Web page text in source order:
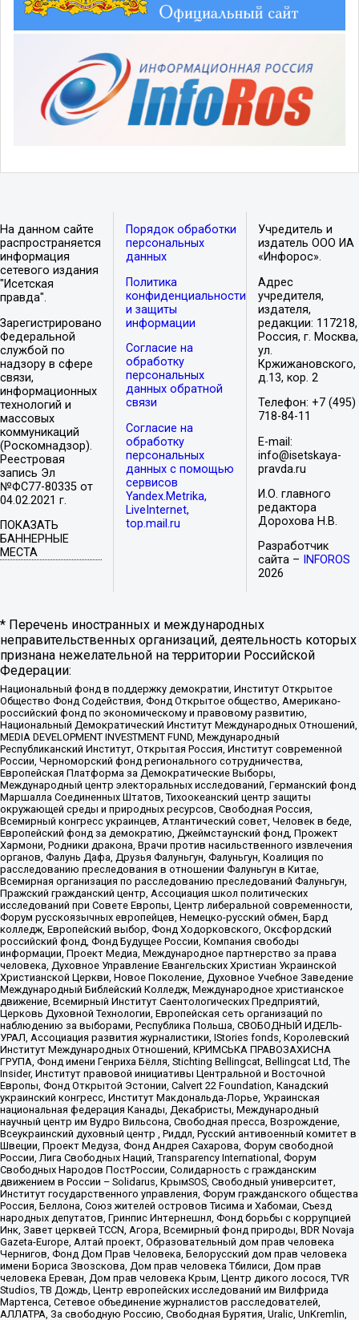
На данном сайте
распространяется
информация
сетевого издания
"Исетская
правда".
Зарегистрировано
Федеральной
службой по
надзору в сфере
связи,
информационных
технологий и
массовых
коммуникаций
(Роскомнадзор).
Реестровая
запись Эл
№ФС77-80335 от
04.02.2021 г.
ПОКАЗАТЬ
БАННЕРНЫЕ
МЕСТА
Порядок обработки
персональных
данных
Политика
конфиденциальности
и защиты
информации
Согласие на
обработку
персональных
данных обратной
связи
Согласие на
обработку
персональных
данных с помощью
сервисов
Yandex.Metrika,
LiveInternet,
top.mail.ru
Учредитель и
издатель ООО ИА
«Инфорос».
Адрес
учредителя,
издателя,
редакции: 117218,
Россия, г. Москва,
ул.
Кржижановского,
д.13, кор. 2
Телефон: +7 (495)
718-84-11
E-mail:
info@isetskaya-
pravda.ru
И.О. главного
редактора
Дорохова Н.В.
Разработчик
сайта –
INFOROS
2026
* Перечень иностранных и международных
неправительственных организаций, деятельность которых
признана нежелательной на территории Российской
Федерации:
Национальный фонд в поддержку демократии, Институт Открытое
Общество Фонд Содействия, Фонд Открытое общество, Американо-
российский фонд по экономическому и правовому развитию,
Национальный Демократический Институт Международных Отношений,
MEDIA DEVELOPMENT INVESTMENT FUND, Международный
Республиканский Институт, Открытая Россия, Институт современной
России, Черноморский фонд регионального сотрудничества,
Европейская Платформа за Демократические Выборы,
Международный центр электоральных исследований, Германский фонд
Маршалла Соединенных Штатов, Тихоокеанский центр защиты
окружающей среды и природных ресурсов, Свободная Россия,
Всемирный конгресс украинцев, Атлантический совет, Человек в беде,
Европейский фонд за демократию, Джеймстаунский фонд, Прожект
Хармони, Родники дракона, Врачи против насильственного извлечения
органов, Фалунь Дафа, Друзья Фалуньгун, Фалуньгун, Коалиция по
расследованию преследования в отношении Фалуньгун в Китае,
Всемирная организация по расследованию преследований Фалуньгун,
Пражский гражданский центр, Ассоциация школ политических
исследований при Совете Европы, Центр либеральной современности,
Форум русскоязычных европейцев, Немецко-русский обмен, Бард
колледж, Европейский выбор, Фонд Ходорковского, Оксфордский
российский фонд, Фонд Будущее России, Компания свободы
информации, Проект Медиа, Международное партнерство за права
человека, Духовное Управление Евангельских Христиан Украинской
Христианской Церкви, Новое Поколение, Духовное Учебное Заведение
Международный Библейский Колледж, Международное христианское
движение, Всемирный Институт Саентологических Предприятий,
Церковь Духовной Технологии, Европейская сеть организаций по
наблюдению за выборами, Республика Польша, СВОБОДНЫЙ ИДЕЛЬ-
УРАЛ, Ассоциация развития журналистики, IStories fonds, Королевский
Институт Международных Отношений, КРИМСЬКА ПРАВОЗАХИСНА
ГРУПА, Фонд имени Генриха Бёлля, Stichting Bellingcat, Bellingcat Ltd, The
Insider, Институт правовой инициативы Центральной и Восточной
Европы, Фонд Открытой Эстонии, Calvert 22 Foundation, Канадский
украинский конгресс, Институт Макдональда-Лорье, Украинская
национальная федерация Канады, Декабристы, Международный
научный центр им Вудро Вильсона, Свободная пресса, Возрождение,
Всеукраинский духовный центр , Риддл, Русский антивоенный комитет в
Швеции, Проект Медуза, Фонд Андрея Сахарова, Форум свободной
России, Лига Свободных Наций, Transparеncy International, Форум
Свободных Народов ПостРоссии, Солидарность с гражданским
движением в России – Solidarus, КрымSOS, Свободный университет,
Институт государственного управления, Форум гражданского общества
Россия, Беллона, Союз жителей островов Тисима и Хабомаи, Съезд
народных депутатов, Гринпис Интернешнл, Фонд борьбы с коррупцией
Инк, Завет церквей TCCN, Агора, Всемирный фонд природы, BDR Novaja
Gazeta-Europe, Алтай проект, Образовательный дом прав человека
Чернигов, Фонд Дом Прав Человека, Белорусский дом прав человека
имени Бориса Звозскова, Дом прав человека Тбилиси, Дом прав
человека Ереван, Дом прав человека Крым, Центр дикого лосося, TVR
Studios, ТВ Дождь, Центр европейских исследований им Вилфрида
Мартенса, Сетевое объединение журналистов расследователей,
АЛЛАТРА, За свободную Россию, Свободная Бурятия, Uralic, UnKremlin,